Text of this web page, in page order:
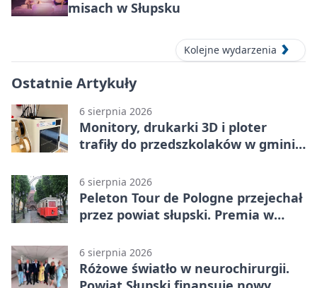
misach w Słupsku
Kolejne wydarzenia
Ostatnie Artykuły
6 sierpnia 2026
Monitory, drukarki 3D i ploter
trafiły do przedszkolaków w gminie
6 sierpnia 2026
Peleton Tour de Pologne przejechał
przez powiat słupski. Premia w
6 sierpnia 2026
Różowe światło w neurochirurgii.